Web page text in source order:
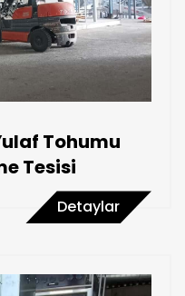
Tohumu
Tesisi
Detaylar